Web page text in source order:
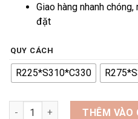
Giao hàng nhanh
đặt
QUY CÁCH
R225*S310*C330
Thùng Rác Đơn GVR số lượng
THÊM VÀO